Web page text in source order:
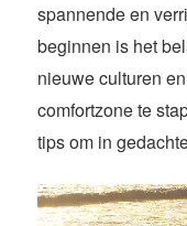
spannende en
beginnen is het
nieuwe culturen
comfortzone te
tips om in